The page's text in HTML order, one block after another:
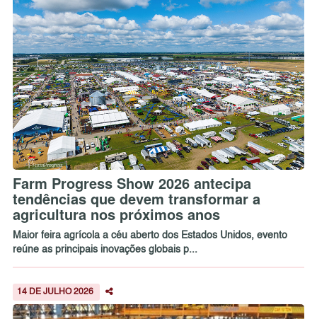
Farm Progress Show 2026 antecipa
tendências que devem transformar a
agricultura nos próximos anos
Maior feira agrícola a céu aberto dos Estados Unidos, evento
reúne as principais inovações globais p...
14 DE JULHO 2026